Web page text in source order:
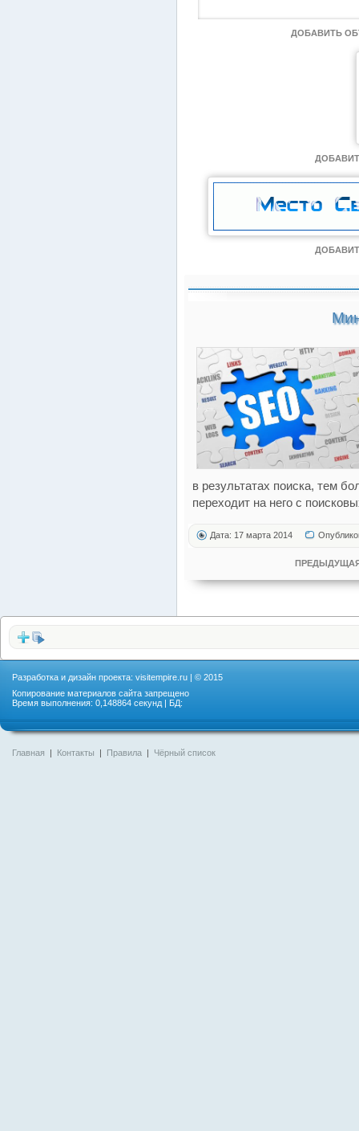
ДОБАВИТЬ
в результатах поиска, тем
переходит на него с
Дата: 17 марта 2014
Разработка и дизайн проекта: visitempire.ru | © 2015
Копирование материалов сайта запрещено
Время выполнения: 0,148864 секунд | БД:
Главная | Контакты | Правила | Чёрный список